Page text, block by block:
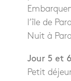
l’île de
Nuit à
Jour 5 et
Petit